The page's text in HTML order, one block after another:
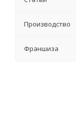
Производство
Франшиза